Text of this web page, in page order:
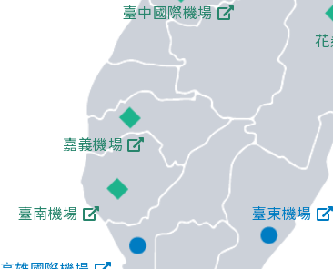
臺南機場 臺東機場
臺中國際機場
嘉義機場